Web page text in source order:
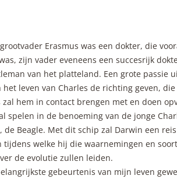
Erasmus was een dokter, die
zijn vader eveneens een succesrijk
van het platteland. Een grote passie
leven van Charles de richting geven,
hem in contact brengen met en doen
spelen in de benoeming van de jonge
Beagle. Met dit schip zal Darwin een
welke hij die waarnemingen en
de evolutie zullen leiden.
gebeurtenis van mijn leven